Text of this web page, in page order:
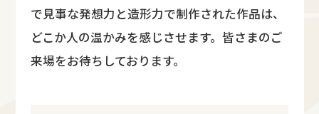
で見事な発想力と造形力で制作された作品は、
どこか人の温かみを感じさせます。皆さまのご
来場をお待ちしております。